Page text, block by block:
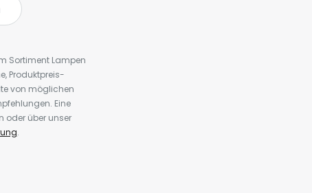
Sortiment Lampen
Produktpreis-
von möglichen
Eine
oder über unser
.